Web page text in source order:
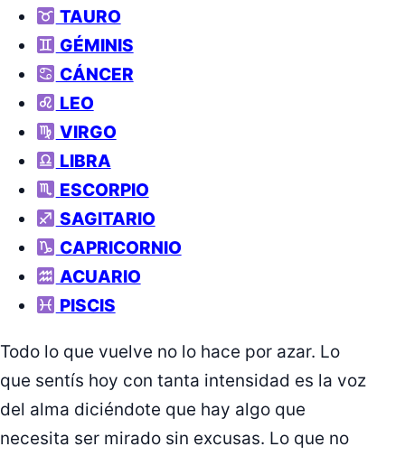
TAURO
GÉMINIS
CÁNCER
LEO
VIRGO
LIBRA
ESCORPIO
SAGITARIO
CAPRICORNIO
ACUARIO
PISCIS
Todo lo que vuelve no lo hace por azar. Lo
que sentís hoy con tanta intensidad es la voz
del alma diciéndote que hay algo que
necesita ser mirado sin excusas. Lo que no